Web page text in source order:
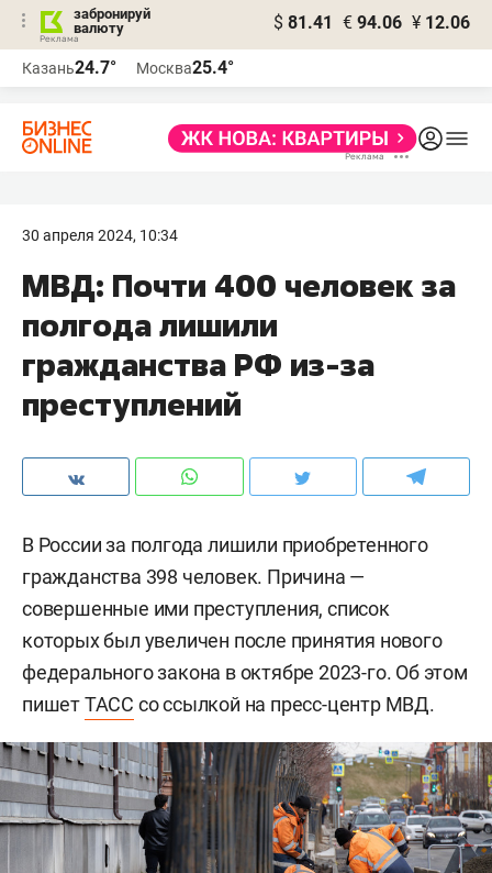
забронируй
валюту
$ 81.41 € 94.06 ¥ 12.06
Казань24.7° Москва25.4°
30 апреля 2024, 10:34
МВД: Почти 400 человек за
полгода лишили
гражданства РФ из-за
преступлений
В России за полгода лишили приобретенного
гражданства 398 человек. Причина —
совершенные ими преступления, список
которых был увеличен после принятия нового
федерального закона в октябре 2023-го. Об этом
пишетТАСС со ссылкой на пресс-центр МВД.